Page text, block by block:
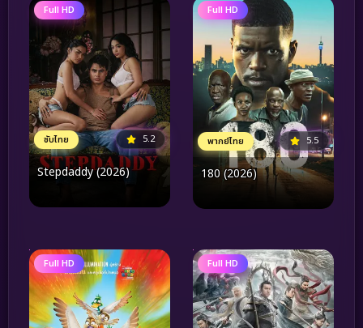
Full HD
ซับไทย 5.2
Stepdaddy (2026)
Full HD
พากย์ไทย 5.5
180 (2026)
Full HD Full HD